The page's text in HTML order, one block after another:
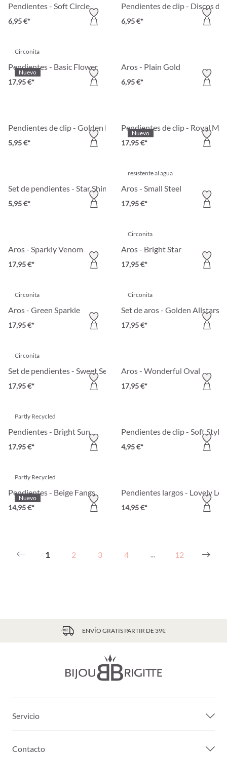
Pendientes - Soft Circle
6,95 €*
Pendientes de clip - Discos
6,95 €*
Nuevo
Circonita
Pendientes - Basic Flower
17,95 €*
Aros - Plain Gold
6,95 €*
Pendientes de clip - Golden Pearl
5,95 €*
Nuevo
Pendientes de clip - Royal
17,95 €*
Set de pendientes - Star Shine
5,95 €*
resistente al agua
Aros - Small Steel
17,95 €*
Aros - Sparkly Venom
17,95 €*
Circonita
Aros - Bright Star
17,95 €*
Circonita
Aros - Green Sparkle
17,95 €*
Circonita
Set de aros - Golden Allstars
17,95 €*
Circonita
Set de pendientes - Sweet Sensation
17,95 €*
Aros - Wonderful Oval
17,95 €*
Partly Recycled
Pendientes - Bright Sun
17,95 €*
Pendientes de clip - Soft Style
4,95 €*
Nuevo
Partly Recycled
Pendientes - Beige Fangs
14,95 €*
Pendientes largos - Lovely
14,95 €*
1 2 3 4 ... 12
ENVÍO GRATIS PARTIR DE 39€
Servicio
Contacto